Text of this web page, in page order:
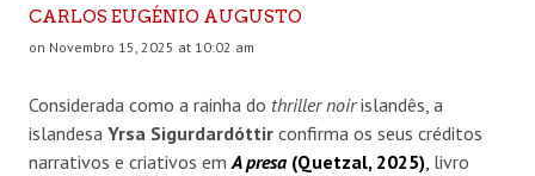
CARLOS EUGÉNIO AUGUSTO
on Novembro 15, 2025 at 10:02 am
Considerada como a rainha do thriller noirislandês, a
islandesa Yrsa Sigurdardóttir confirma os seus créditos
narrativos e criativos em A presa (Quetzal, 2025) livro